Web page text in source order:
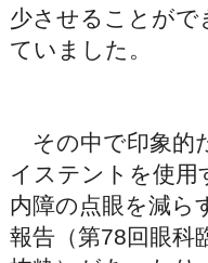
少させることがで
ていました。
その中で印象的
イステントを使用
内障の点眼を減ら
報告（第78回眼科